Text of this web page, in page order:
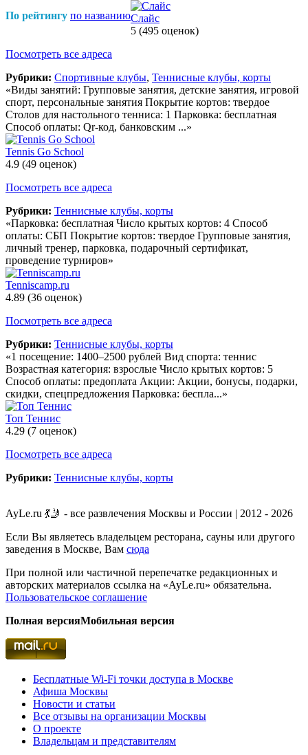
По рейтингу по названиюСлайс
5 (495 оценок)
Посмотреть все адреса
Рубрики: Спортивные клубы, Теннисные клубы, корты
«Виды занятий: Групповые занятия, детские занятия, игровой
спорт, персональные занятия Покрытие кортов: твердое
Столов для настольного тенниса: 1 Парковка: бесплатная
Способ оплаты: Qr-код, банковским ...»
Tennis Go School
4.9 (49 оценок)
Посмотреть все адреса
Рубрики: Теннисные клубы, корты
«Парковка: бесплатная Число крытых кортов: 4 Способ
оплаты: СБП Покрытие кортов: твердое Групповые занятия,
личный тренер, парковка, подарочный сертификат,
проведение турниров»
Tenniscamp.ru
4.89 (36 оценок)
Посмотреть все адреса
Рубрики: Теннисные клубы, корты
«1 посещение: 1400–2500 рублей Вид спорта: теннис
Возрастная категория: взрослые Число крытых кортов: 5
Способ оплаты: предоплата Акции: Акции, бонусы, подарки,
скидки, спецпредложения Парковка: беспла...»
Топ Теннис
4.29 (7 оценок)
Посмотреть все адреса
Рубрики: Теннисные клубы, корты
AyLe.ru 💃🤳 - все развлечения Москвы и России | 2012 - 2026
Если Вы являетесь владельцем ресторана, сауны или другого
заведения в Москве, Вам сюда
При полной или частичной перепечатке редакционных и
авторских материалов ссылка на «AyLe.ru» обязательна.
Пользовательское соглашение
Полная версияМобильная версия
Бесплатные Wi-Fi точки доступа в Москве
Афиша Москвы
Новости и статьи
Все отзывы на организации Москвы
О проекте
Владельцам и представителям